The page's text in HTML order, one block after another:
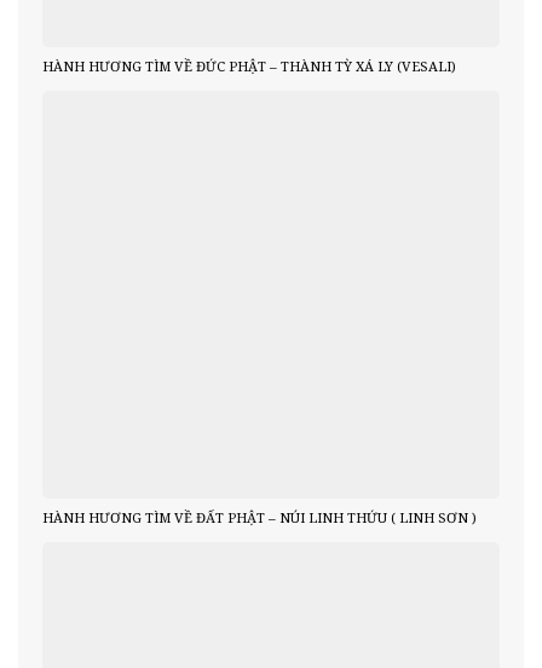
HÀNH HƯƠNG TÌM VỀ ĐỨC PHẬT – THÀNH TỲ XÁ LY (VESALI)
HÀNH HƯƠNG TÌM VỀ ĐẤT PHẬT – NÚI LINH THỨU ( LINH SƠN )